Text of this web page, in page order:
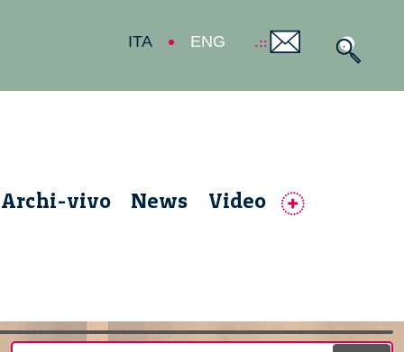
ITA ENG
Archi-vivo News Video